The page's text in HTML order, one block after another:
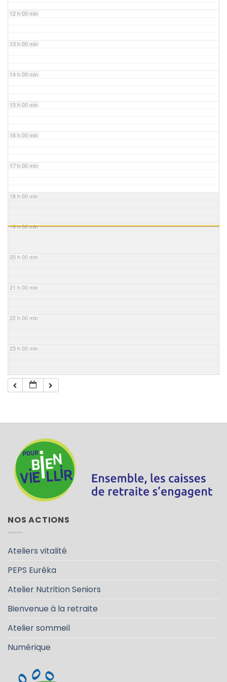
12 h 00 min
13 h 00 min
14 h 00 min
15 h 00 min
16 h 00 min
17 h 00 min
18 h 00 min
19 h 00 min
20 h 00 min
21 h 00 min
22 h 00 min
23 h 00 min
NOS ACTIONS
Ateliers vitalité
PEPS Eurêka
Atelier Nutrition Seniors
Bienvenue à la retraite
Atelier sommeil
Numérique